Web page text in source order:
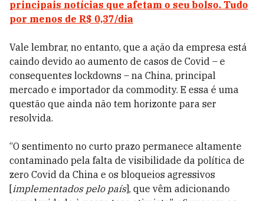
principais notícias que afetam o seu bolso. Tudo
por menos de R$ 0,37/dia
Vale lembrar, no entanto, que a ação da empresa está
caindo devido ao aumento de casos de Covid – e
consequentes lockdowns – na China, principal
mercado e importador da commodity. E essa é uma
questão que ainda não tem horizonte para ser
resolvida.
“O sentimento no curto prazo permanece altamente
contaminado pela falta de visibilidade da política de
zero Covid da China e os bloqueios agressivos
[implementados pelo país], que vêm adicionando